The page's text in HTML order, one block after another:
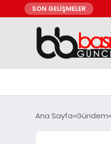
SON GELİŞMELER
Ana Sayfa Gündem